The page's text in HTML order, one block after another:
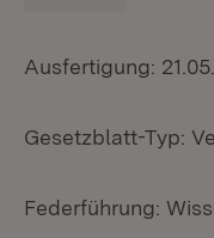
Ausfertigung:
Gesetzblatt-Typ:
Federführung: